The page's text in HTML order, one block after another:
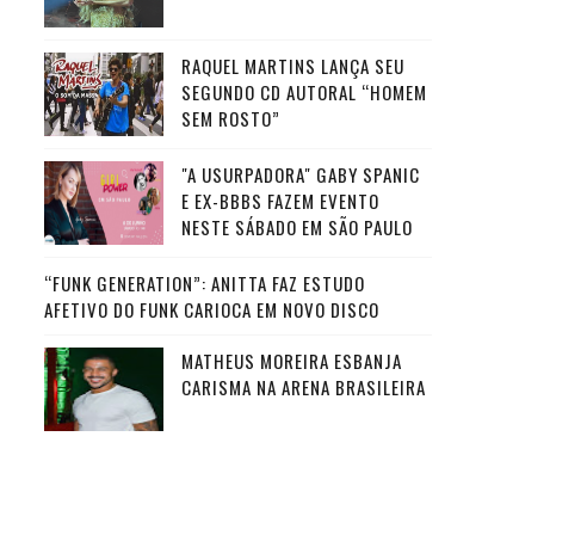
RAQUEL MARTINS LANÇA SEU
SEGUNDO CD AUTORAL “HOMEM
SEM ROSTO”
"A USURPADORA" GABY SPANIC
E EX-BBBS FAZEM EVENTO
NESTE SÁBADO EM SÃO PAULO
“FUNK GENERATION”: ANITTA FAZ ESTUDO
AFETIVO DO FUNK CARIOCA EM NOVO DISCO
MATHEUS MOREIRA ESBANJA
CARISMA NA ARENA BRASILEIRA